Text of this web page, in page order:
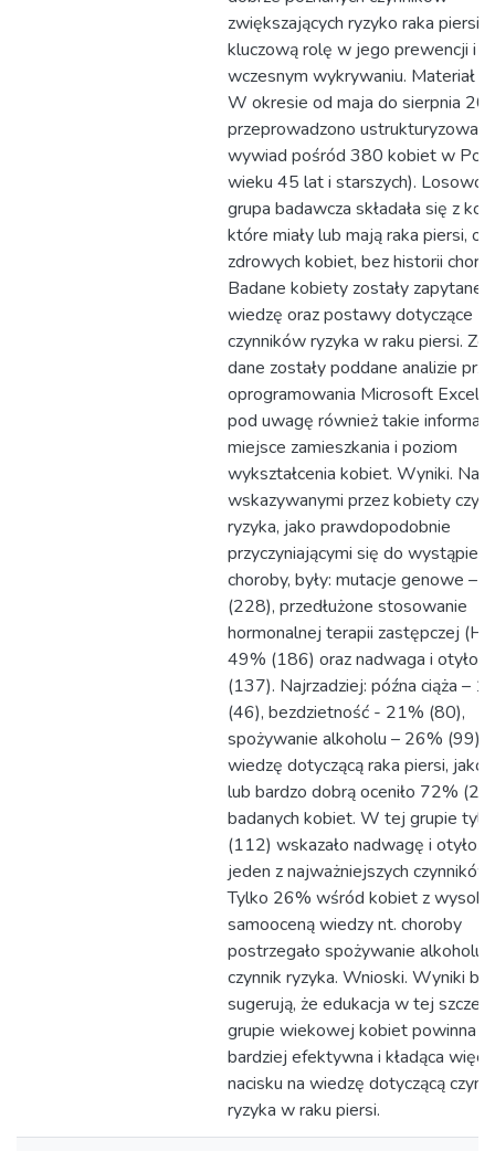
zwiększających ryzyko raka piersi
kluczową rolę w jego prewencji i
wczesnym wykrywaniu. Materiał i
W okresie od maja do sierpnia
przeprowadzono ustrukturyzowany
wywiad pośród 380 kobiet w
wieku 45 lat i starszych). Losowo
grupa badawcza składała się z
które miały lub mają raka piersi,
zdrowych kobiet, bez historii
Badane kobiety zostały zapytane
wiedzę oraz postawy dotyczące
czynników ryzyka w raku piersi.
dane zostały poddane analizie
oprogramowania Microsoft Excel,
pod uwagę również takie
miejsce zamieszkania i poziom
wykształcenia kobiet. Wyniki.
wskazywanymi przez kobiety
ryzyka, jako prawdopodobnie
przyczyniającymi się do
choroby, były: mutacje genowe –
(228), przedłużone stosowanie
hormonalnej terapii zastępczej
49% (186) oraz nadwaga i
(137). Najrzadziej: późna ciąża –
(46), bezdzietność - 21% (80),
spożywanie alkoholu – 26% (99).
wiedzę dotyczącą raka piersi, jako
lub bardzo dobrą oceniło 72%
badanych kobiet. W tej grupie
(112) wskazało nadwagę i
jeden z najważniejszych
Tylko 26% wśród kobiet z wysoką
samooceną wiedzy nt. choroby
postrzegało spożywanie alkoholu
czynnik ryzyka. Wnioski. Wyniki
sugerują, że edukacja w tej
grupie wiekowej kobiet powinna
bardziej efektywna i kładąca
nacisku na wiedzę dotyczącą
ryzyka w raku piersi.